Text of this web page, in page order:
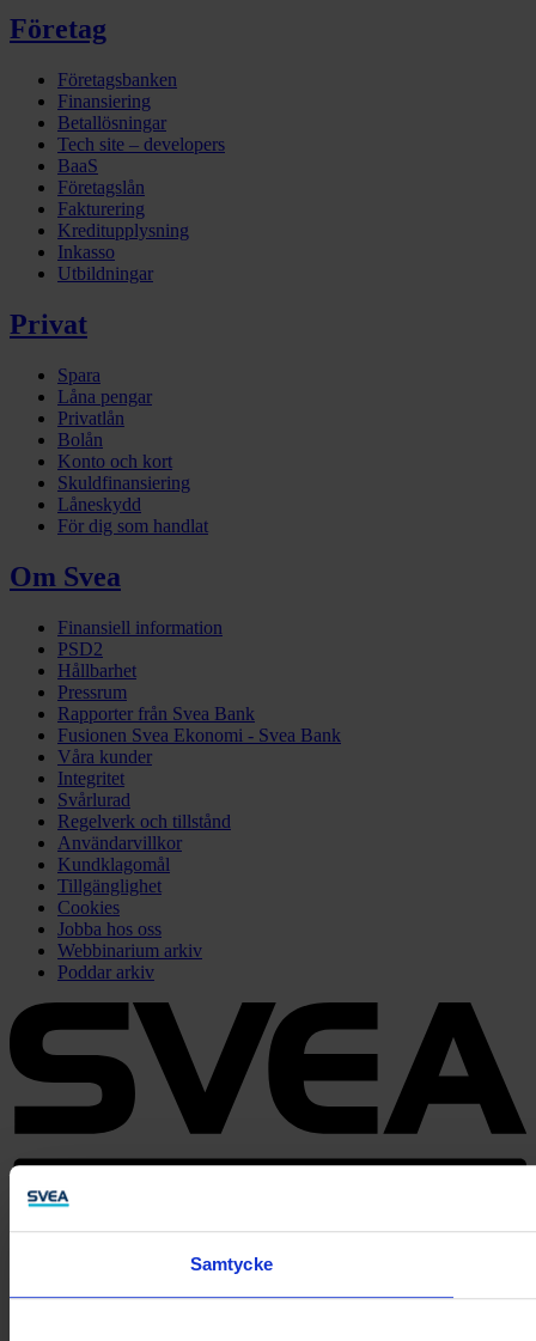
Samtycke
Företag
Företagsbanken
Finansiering
Betallösningar
Tech site – developers
BaaS
Företagslån
Fakturering
Kreditupplysning
Inkasso
Utbildningar
Privat
Spara
Låna pengar
Privatlån
Bolån
Konto och kort
Skuldfinansiering
Låneskydd
För dig som handlat
Om Svea
Finansiell information
PSD2
Hållbarhet
Pressrum
Rapporter från Svea Bank
Fusionen Svea Ekonomi - Svea Bank
Våra kunder
Integritet
Svårlurad
Regelverk och tillstånd
Användarvillkor
Kundklagomål
Tillgänglighet
Cookies
Jobba hos oss
Webbinarium arkiv
Poddar arkiv
Finansieringslösningar för företag och privatpersoner
Gå till Privat